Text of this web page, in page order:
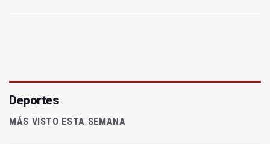
Deportes
MÁS VISTO ESTA SEMANA